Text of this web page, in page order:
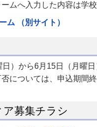
ムへ入力した内容は学校
ム （別サイト）
日）から6月15日（月曜
については、申込期間
募集チラシ